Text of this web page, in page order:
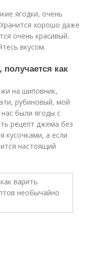
ягодки, очень
хорошо даже
очень красивый.
вкусом.
как
на шиповник,
рубиновый, мой
были ягоды с
рецепт джема без
кусочками, а если
настоящий